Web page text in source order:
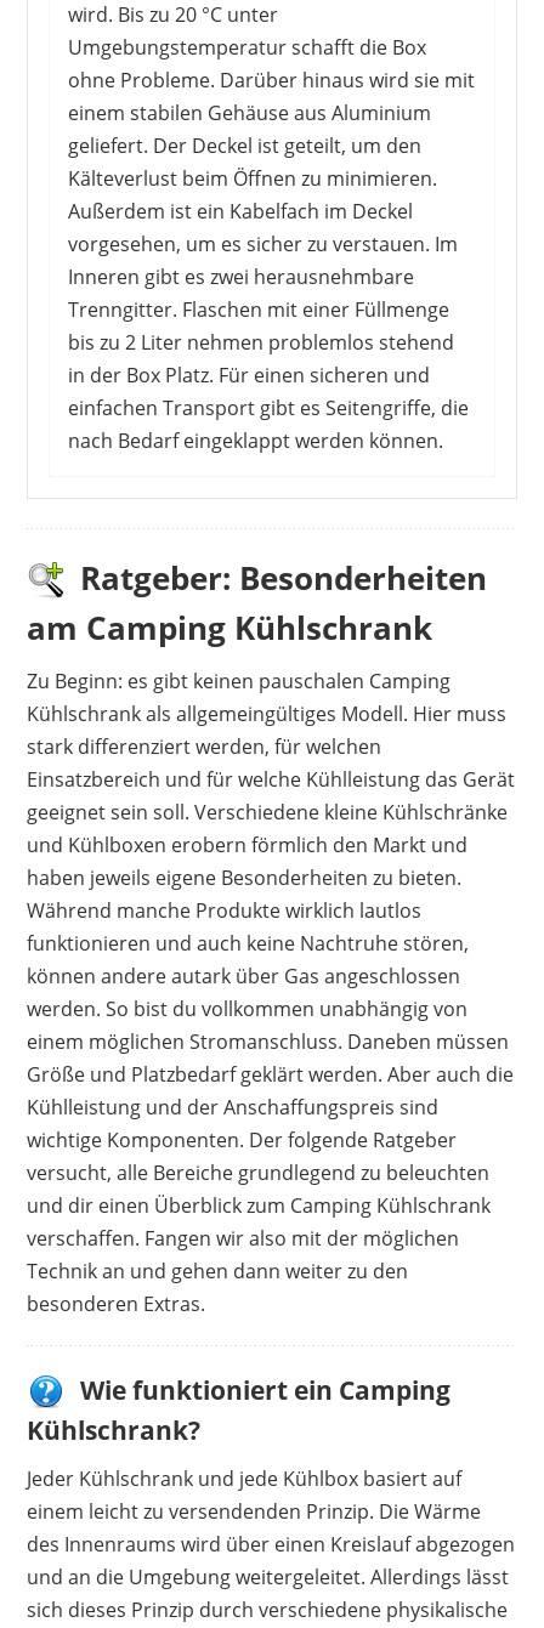
wird. Bis zu 20 °C unter
Umgebungstemperatur schafft die Box
ohne Probleme. Darüber hinaus wird sie mit
einem stabilen Gehäuse aus Aluminium
geliefert. Der Deckel ist geteilt, um den
Kälteverlust beim Öffnen zu minimieren.
Außerdem ist ein Kabelfach im Deckel
vorgesehen, um es sicher zu verstauen. Im
Inneren gibt es zwei herausnehmbare
Trenngitter. Flaschen mit einer Füllmenge
bis zu 2 Liter nehmen problemlos stehend
in der Box Platz. Für einen sicheren und
einfachen Transport gibt es Seitengriffe, die
nach Bedarf eingeklappt werden können.
Diese praktische Kühlbox nutzen die Kunden
gerne beim Camping und in der Freizeit. Nach
etwa 2 bis 3 Stunden hat sie eine brauchbar
niedrige Temperatur geschaffen. Trotzdem ist
der Betrieb abhängig von der
Umgebungstemperatur. Nur im Auto braucht
die Box etwas länger für ein kühles Ergebnis.
Wer also die Möglichkeit hat, sollte sie über den
Netzstecker betreiben. Der Lüfter gibt ein
hörbares Geräusch von sich. Wie störend es
wirkt, ist von dem eigenen Empfinden abhängig.
Besonders leise läuft die Box aber im Eco Modus
und verbraucht zudem nur wenig Strom. Das
Gehäuse ist laut Kundenmeinung sauber
verarbeitet und macht einen sehr hochwertigen
Eindruck. Mit der Zeit bildet sich aber
Kondenswasser im Inneren, sodass die Box
regelmäßig ausgewischt werden muss.
Vorteile
gute Verarbeitung
schnelle Kühlleistung
teilbarer Deckel
robuste Seitengriffe
Nachteile
es bildet sich Kondenswasser
Lüfter können laut sein
Ratgeber: Besonderheiten
am Camping Kühlschrank
Zu Beginn: es gibt keinen pauschalen Camping
Kühlschrank als allgemeingültiges Modell. Hier muss
stark differenziert werden, für welchen
Einsatzbereich und für welche Kühlleistung das Gerät
geeignet sein soll. Verschiedene kleine Kühlschränke
und Kühlboxen erobern förmlich den Markt und
haben jeweils eigene Besonderheiten zu bieten.
Während manche Produkte wirklich lautlos
funktionieren und auch keine Nachtruhe stören,
können andere autark über Gas angeschlossen
werden. So bist du vollkommen unabhängig von
einem möglichen Stromanschluss. Daneben müssen
Größe und Platzbedarf geklärt werden. Aber auch die
Kühlleistung und der Anschaffungspreis sind
wichtige Komponenten. Der folgende Ratgeber
versucht, alle Bereiche grundlegend zu beleuchten
und dir einen Überblick zum Camping Kühlschrank
verschaffen. Fangen wir also mit der möglichen
Technik an und gehen dann weiter zu den
besonderen Extras.
Wie funktioniert ein Camping
Kühlschrank?
Jeder Kühlschrank und jede Kühlbox basiert auf
einem leicht zu versendenden Prinzip. Die Wärme
des Innenraums wird über einen Kreislauf abgezogen
und an die Umgebung weitergeleitet. Allerdings lässt
sich dieses Prinzip durch verschiedene physikalische